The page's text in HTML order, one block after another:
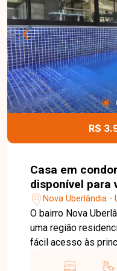
serviço. O imóvel conta ainda com área gourmet
com churrasqueira,
jardim e 4 vagas de
dispõe de área de
piscina,
portaria 24 horas.
informações e
este imóvel.
R$
Casa em
disponível para
Uberlândia em
Nova Uberlândia -
O bairro Nova
uma região
fácil acesso às